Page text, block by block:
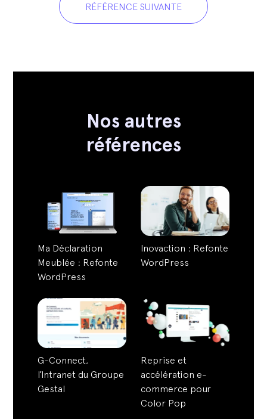
RÉFÉRENCE SUIVANTE
Nos autres
références
Ma Déclaration
Meublée : Refonte
WordPress
Inovaction : Refonte
WordPress
G-Connect,
l’Intranet du Groupe
Gestal
Reprise et
accélération e-
commerce pour
Color Pop